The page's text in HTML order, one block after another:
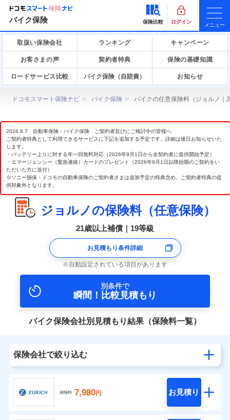
バイク保険 保険比較 ログイン
メニュー
取扱い保険会社 ランキング キャンペーン
お客さまの声 契約者特典 保険の基礎知識
ロードサービス比較 バイク保険（自賠責） お知らせ
ドコモスマート保険ナビ バイク保険 バイクの任意保険料（ジョルノ
2026.8.7 自動車保険・バイク保険 ご契約者並びにご検討中の皆様へ
ご契約者特典として利用できるサービスに下記を追加する予定です。詳細は後日お知らせいた
します。
・バッテリー上りに対する年一回無料対応（2026年9月1日から全契約者に提供開始予定）
・エマージェンシー（緊急連絡）カードのプレゼント（2026年9月1日以降始期のご契約をい
ただいた方に送付）
※ソニー損保・ドコモの自動車保険のご契約者さまは追加予定の特典含め、ご契約者特典の提
供対象外となります。
ジョルノの保険料（任意保険）
21歳以上補償｜19等級
お見積もり条件詳細
自動設定されている項目があります
別条件で
瞬間！比較見積もり
バイク保険会社別見積もり結果（保険料一覧）
保険会社で絞り込む
保険料 7,980円 お見積り